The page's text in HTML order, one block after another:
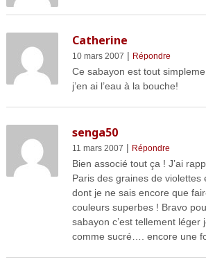
Catherine
10 mars 2007 | Répondre
Ce sabayon est tout
j’en ai l’eau à la bouche!
senga50
11 mars 2007 | Répondre
Bien associé tout ça ! J’ai
Paris des graines de violettes
dont je ne sais encore que
couleurs superbes ! Bravo
sabayon c’est tellement léger
comme sucré…. encore une